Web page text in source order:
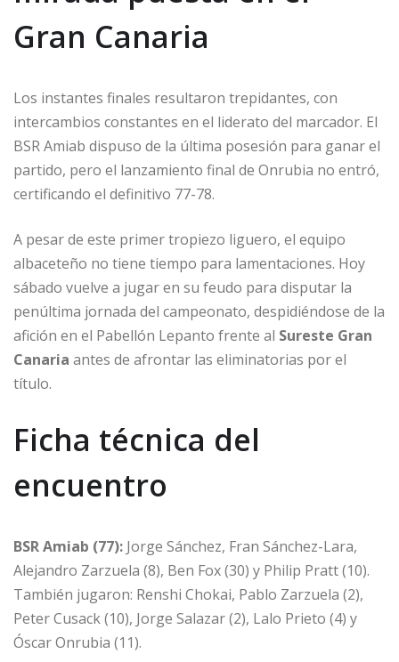
Gran Canaria
Los instantes finales resultaron trepidantes, con
intercambios constantes en el liderato del marcador. El
BSR Amiab dispuso de la última posesión para ganar el
partido, pero el lanzamiento final de Onrubia no entró,
certificando el definitivo 77-78.
A pesar de este primer tropiezo liguero, el equipo
albaceteño no tiene tiempo para lamentaciones. Hoy
sábado vuelve a jugar en su feudo para disputar la
penúltima jornada del campeonato, despidiéndose de la
afición en el Pabellón Lepanto frente al Sureste Gran
Canaria antes de afrontar las eliminatorias por el
título.
Ficha técnica del
encuentro
BSR Amiab (77): Jorge Sánchez, Fran Sánchez-Lara,
Alejandro Zarzuela (8), Ben Fox (30) y Philip Pratt (10).
También jugaron: Renshi Chokai, Pablo Zarzuela (2),
Peter Cusack (10), Jorge Salazar (2), Lalo Prieto (4) y
Óscar Onrubia (11).